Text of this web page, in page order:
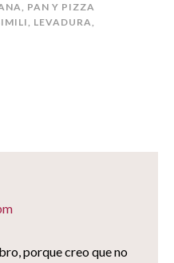
, PAN Y PIZZA
, LEVADURA,
porque creo que no